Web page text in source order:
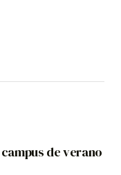
de verano